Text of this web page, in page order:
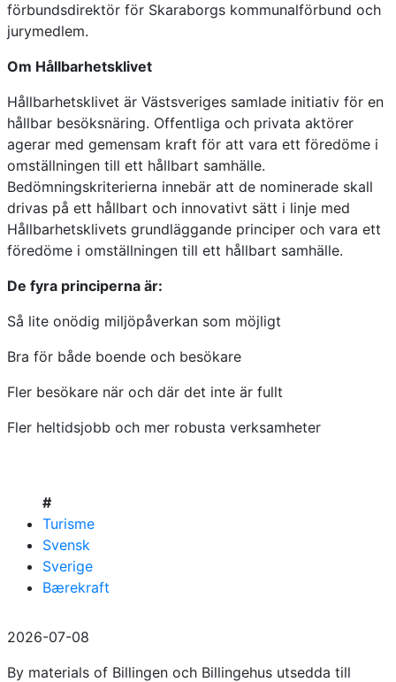
förbundsdirektör för Skaraborgs kommunalförbund och
jurymedlem.
Om Hållbarhetsklivet
Hållbarhetsklivet är Västsveriges samlade initiativ för en
hållbar besöksnäring. Offentliga och privata aktörer
agerar med gemensam kraft för att vara ett föredöme i
omställningen till ett hållbart samhälle.
Bedömningskriterierna innebär att de nominerade skall
drivas på ett hållbart och innovativt sätt i linje med
Hållbarhetsklivets grundläggande principer och vara ett
föredöme i omställningen till ett hållbart samhälle.
De fyra principerna är:
Så lite onödig miljöpåverkan som möjligt
Bra för både boende och besökare
Fler besökare när och där det inte är fullt
Fler heltidsjobb och mer robusta verksamheter
#
Turisme
Svensk
Sverige
Bærekraft
2026-07-08
By materials of Billingen och Billingehus utsedda till